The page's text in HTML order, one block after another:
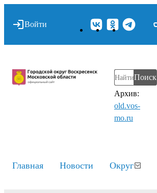
Войти
Поиск
Архив:
old.vos-
mo.ru
Главная Новости Округ